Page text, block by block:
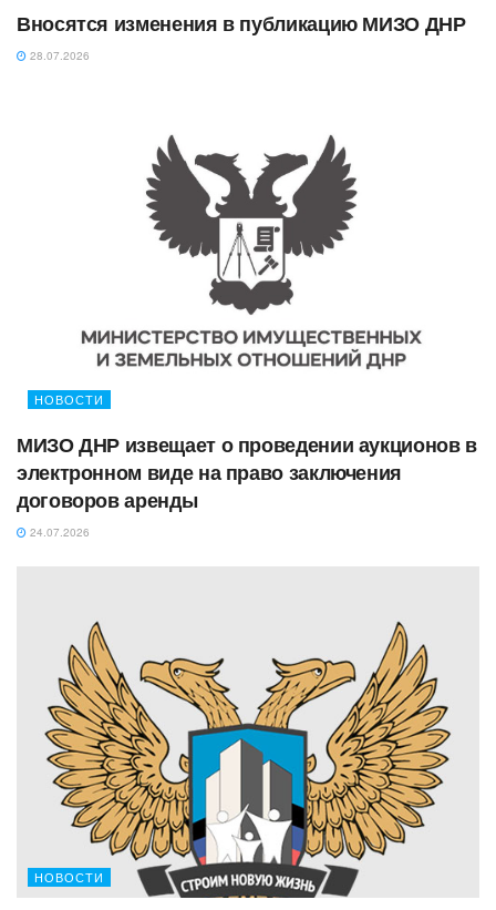
Вносятся изменения в публикацию МИЗО ДНР
28.07.2026
НОВОСТИ
МИЗО ДНР извещает о проведении аукционов в
электронном виде на право заключения
договоров аренды
24.07.2026
НОВОСТИ